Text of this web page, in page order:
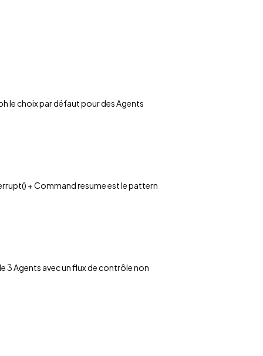
le choix par défaut pour des Agents
+ Command resume est le pattern
3 Agents avec un flux de contrôle non